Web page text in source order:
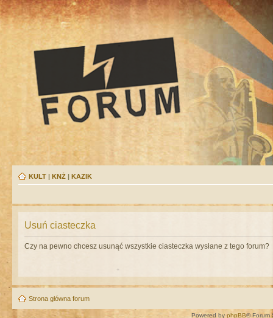
KULT | KNŻ | KAZIK
Usuń ciasteczka
Czy na pewno chcesz usunąć wszystkie ciasteczka wysłane z tego forum?
Strona główna forum
Powered by phpBB® Forum